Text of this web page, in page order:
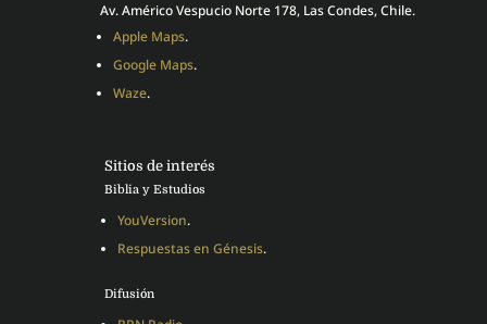
Av. Américo Vespucio Norte 178, Las Condes, Chile.
Apple Maps.
Google Maps.
Waze.
Sitios de interés
Biblia y Estudios
YouVersion.
Respuestas en Génesis.
Difusión